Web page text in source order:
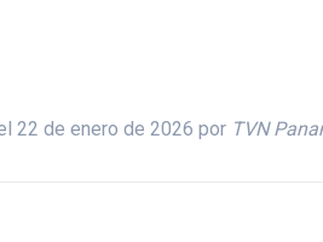
22 de enero de 2026 por TVN